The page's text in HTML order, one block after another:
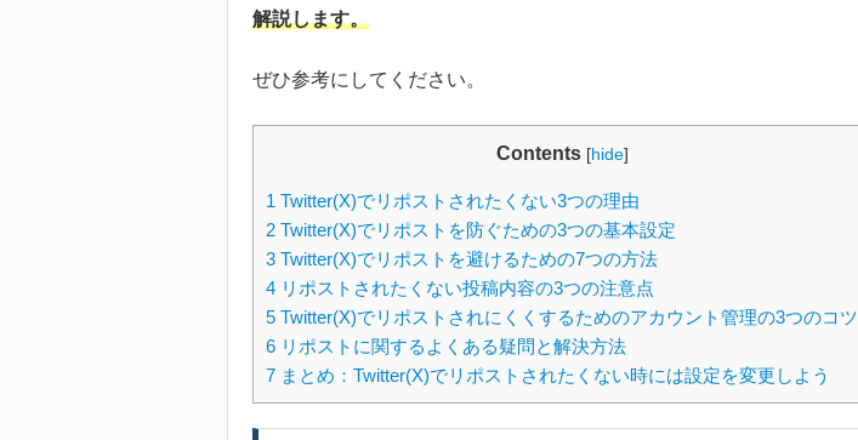
解説します。
ぜひ参考にしてください。
Contents [hide]
1 Twitter(X)でリポストされたくない3つの理由
2 Twitter(X)でリポストを防ぐための3つの基本設定
3 Twitter(X)でリポストを避けるための7つの方法
4 リポストされたくない投稿内容の3つの注意点
5 Twitter(X)でリポストされにくくするためのアカウント管理の3つのコツ
6 リポストに関するよくある疑問と解決方法
7 まとめ：Twitter(X)でリポストされたくない時には設定を変更しよう